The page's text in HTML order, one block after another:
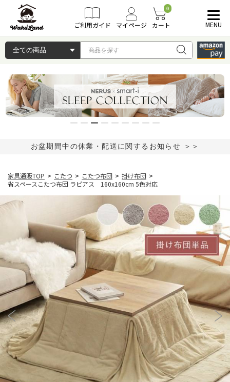
ご利用ガイド マイページ
0
カート MENU
お盆期間中の休業・配送に関するお知らせ ＞＞
家具通販TOP > こたつ > こたつ布団 > 掛け布団 >
省スペースこたつ布団 ラピアス 160x160cm 5色対応